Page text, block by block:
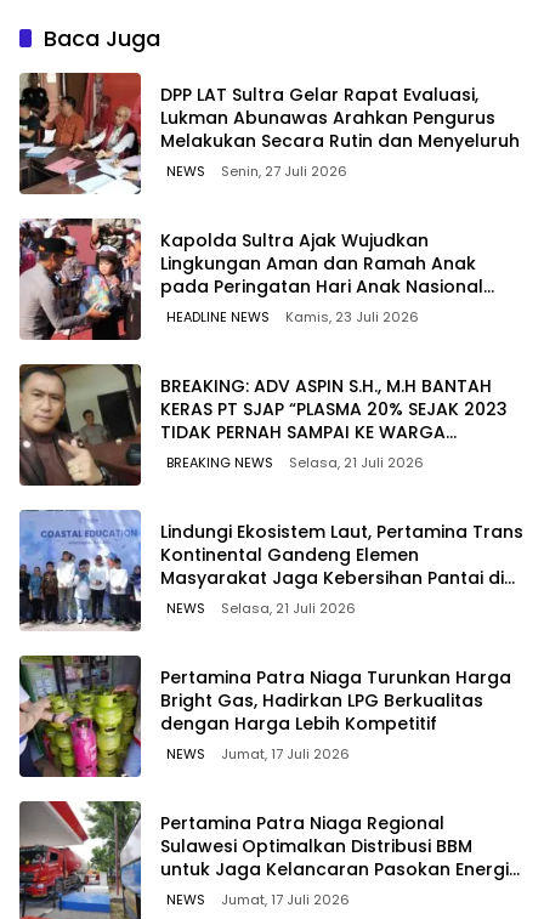
Lebih Kompetitif
Baca Juga
‎DPP LAT Sultra Gelar Rapat Evaluasi,
Lukman Abunawas Arahkan Pengurus
Melakukan Secara Rutin dan Menyeluruh
NEWS Senin, 27 Juli 2026
Kapolda Sultra Ajak Wujudkan
Lingkungan Aman dan Ramah Anak
pada Peringatan Hari Anak Nasional
2026
HEADLINE NEWS Kamis, 23 Juli 2026
BREAKING: ADV ASPIN S.H., M.H BANTAH
KERAS PT SJAP “PLASMA 20% SEJAK 2023
TIDAK PERNAH SAMPAI KE WARGA
WAWOONE!
BREAKING NEWS Selasa, 21 Juli 2026
Lindungi Ekosistem Laut, Pertamina Trans
Kontinental Gandeng Elemen
Masyarakat Jaga Kebersihan Pantai di
Bitung, Sulawesi
NEWS Selasa, 21 Juli 2026
Pertamina Patra Niaga Turunkan Harga
Bright Gas, Hadirkan LPG Berkualitas
dengan Harga Lebih Kompetitif
NEWS Jumat, 17 Juli 2026
Pertamina Patra Niaga Regional
Sulawesi Optimalkan Distribusi BBM
untuk Jaga Kelancaran Pasokan Energi
di Seluruh Wilayah Sulawesi
NEWS Jumat, 17 Juli 2026